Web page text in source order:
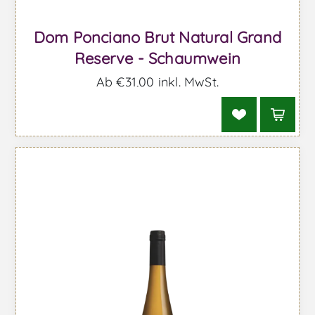
Dom Ponciano Brut Natural Grand
Reserve - Schaumwein
Ab €31,00 inkl. MwSt.